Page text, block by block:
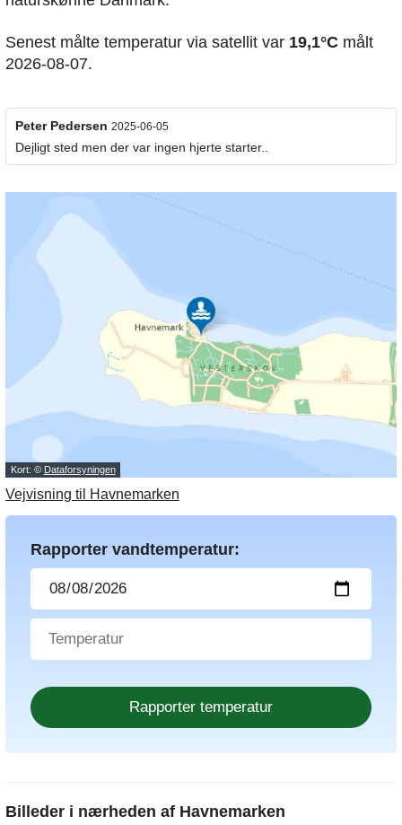
Senest målte temperatur via satellit var 19,1°C målt
2026-08-07.
Peter Pedersen 2025-06-05
Dejligt sted men der var ingen hjerte starter..
Kort: © Dataforsyningen
Vejvisning til Havnemarken
Rapporter vandtemperatur:
Billeder i nærheden af Havnemarken